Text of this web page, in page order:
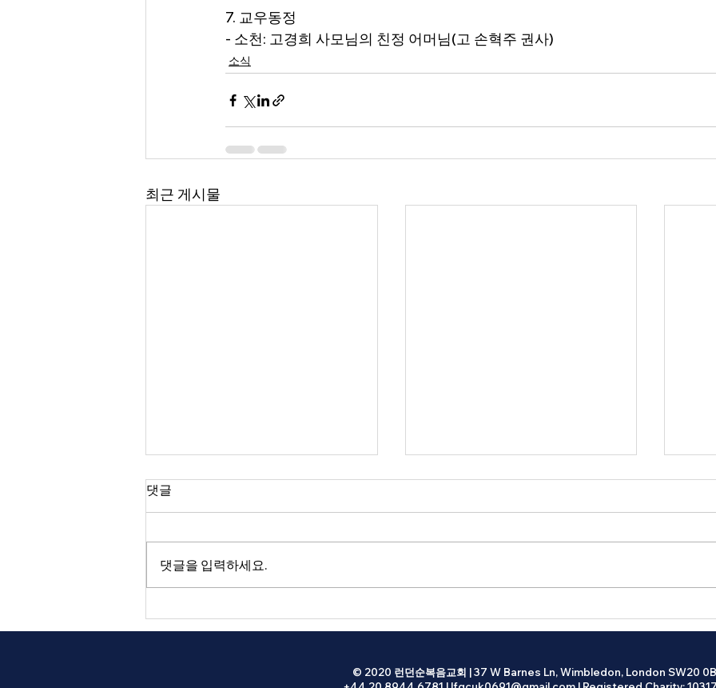
7. 교우동정
- 소천: 고경희 사모님의 친정 어머님(고 손혁주 권사)
소식
최근 게시물
2026년 08월 02일 광고
성찬식 오늘 1, 2, 3부 예배시에 있
그라운드 커뮤니티 교회 출발: 8월
9일 (주일) 3부 예배 후 선교사 컨퍼
특별집회: 9월 9일 (수) 오후 7시
2026년 07월 26일 광고
성찬식 다음 주일 1, 2, 3부 예배시
은 오후 3시 이전에 이동 주차를 부
7일 (월) - 11일 (금) 특별집회: 9월 9
이영훈 목사 (여의도 순복음교회)
중고
전 11
0DI)
댓글
댓글을 입력하세요.
© 2020 런던순복음교회 | 37 W Barnes Ln, Wimbledon, London SW20